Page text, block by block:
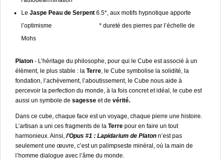
Le Jaspe Peau de Serpent 6.5*, aux motifs hypnotique apporte
l’optimisme * dureté des pierres par l’échelle de
Mohs
Platon - L’héritage du philosophe, pour qui le Cube est associé à un
élément, le plus stable : la Terre, le Cube symbolise la solidité, la
fondation, l’achèvement, l’aboutissement, le Cube nous aide à
percevoir la perfection du monde, à la fois concret et idéal, le cube est
aussi un symbole de sagesse et de vérité.
Dans ce cube, chaque face est un voyage, chaque pierre une histoire.
L’artisan a uni ces fragments de la Terre pour en faire un tout
harmonieux. Ainsi, l’Opus #1 : Lapidarium de Platon n’est pas
seulement une œuvre, c’est un palimpseste minéral, où la main de
l’homme dialogue avec l’âme du monde.